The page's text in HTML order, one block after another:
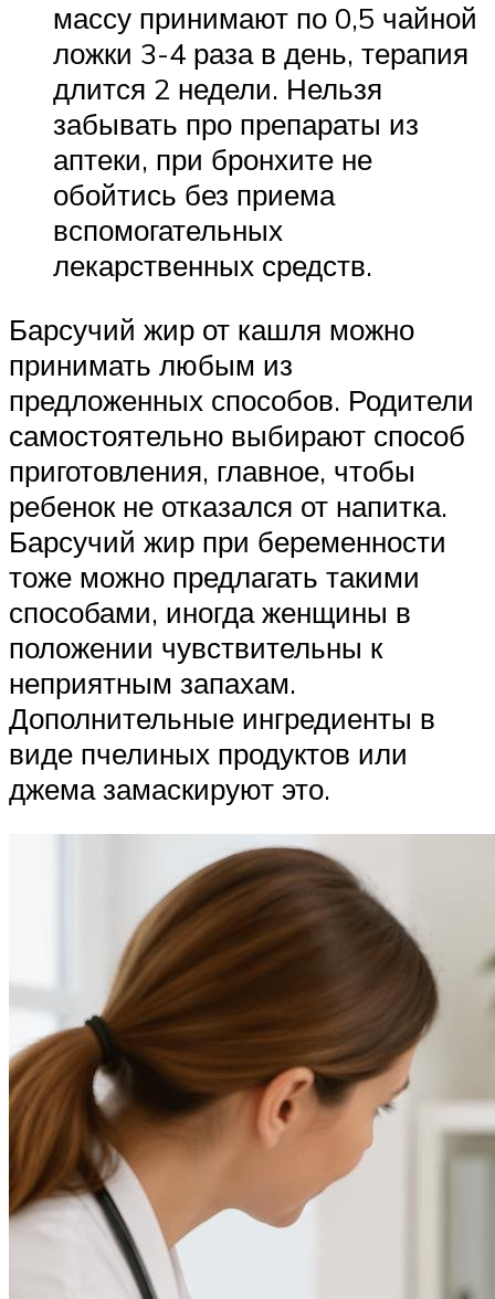
массу принимают по 0,5 чайной
ложки 3-4 раза в день, терапия
длится 2 недели. Нельзя
забывать про препараты из
аптеки, при бронхите не
обойтись без приема
вспомогательных
лекарственных средств.
Барсучий жир от кашля можно
принимать любым из
предложенных способов. Родители
самостоятельно выбирают способ
приготовления, главное, чтобы
ребенок не отказался от напитка.
Барсучий жир при беременности
тоже можно предлагать такими
способами, иногда женщины в
положении чувствительны к
неприятным запахам.
Дополнительные ингредиенты в
виде пчелиных продуктов или
джема замаскируют это.